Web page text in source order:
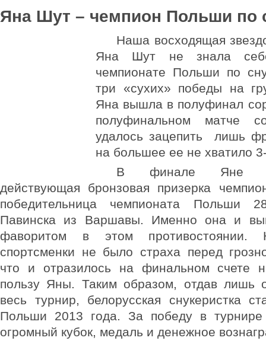
Яна Шут – чемпион Польши по
Наша восходящая
Яна Шут не знала
чемпионате Польши по
три «сухих» победы на
Яна вышла в полуфинал
полуфинальном матче
удалось зацепить лишь
на большее ее не хватило
В финале Яне
действующая бронзовая призерка
победительница чемпионата Польши
Павинска из Варшавы. Именно она и
фаворитом в этом
спортсменки не было страха перед
что и отразилось на финальном счете
пользу Яны. Таким образом, отдав лишь
весь турнир, белорусская снукеристка
Польши 2013 года. За победу в
огромный кубок, медаль и денежное